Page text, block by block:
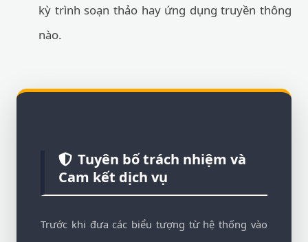
kỳ trình soạn thảo hay ứng dụng truyền thông
nào.
Tuyên bố trách nhiệm và
Cam kết dịch vụ
Trước khi đưa các biểu tượng từ hệ thống vào